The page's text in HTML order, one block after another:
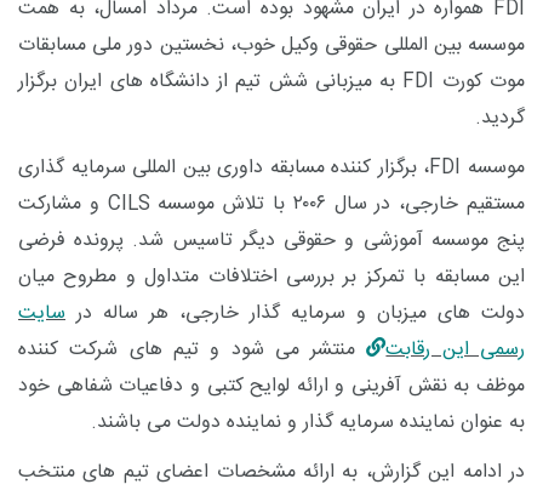
FDI همواره در ایران مشهود بوده است. مرداد امسال، به همت
موسسه بین المللی حقوقی وکیل خوب، نخستین دور ملی مسابقات
موت کورت FDI به میزبانی شش تیم از دانشگاه های ایران برگزار
گردید.
موسسه FDI، برگزار کننده مسابقه داوری بین المللی سرمایه گذاری
مستقیم خارجی، در سال ۲۰۰۶ با تلاش موسسه
CILS و مشارکت
پنج موسسه آموزشی و حقوقی دیگر تاسیس شد. پرونده فرضی
این مسابقه با تمرکز بر بررسی اختلافات متداول و مطروح میان
دولت های میزبان و سرمایه گذار خارجی، هر ساله در سایت
رسمی این رقابت منتشر می شود و تیم های شرکت کننده
موظف به نقش آفرینی و ارائه لوایح کتبی و دفاعیات شفاهی خود
به عنوان نماینده سرمایه گذار و نماینده دولت می باشند.
در ادامه این گزارش، به ارائه مشخصات اعضای تیم های منتخب